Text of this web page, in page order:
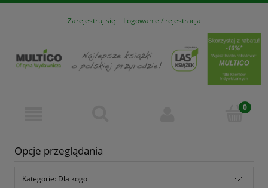
Zarejestruj się Logowanie / rejestracja
Opcje przeglądania
Kategorie: Dla kogo